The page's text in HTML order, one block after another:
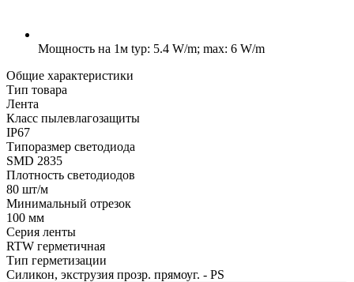
Мощность на 1м typ: 5.4 W/m; max: 6 W/m
Общие характеристики
Тип товара
Лента
Класс пылевлагозащиты
IP67
Типоразмер светодиода
SMD 2835
Плотность светодиодов
80 шт/м
Минимальный отрезок
100 мм
Серия ленты
RTW герметичная
Тип герметизации
Силикон, экструзия прозр. прямоуг. - PS